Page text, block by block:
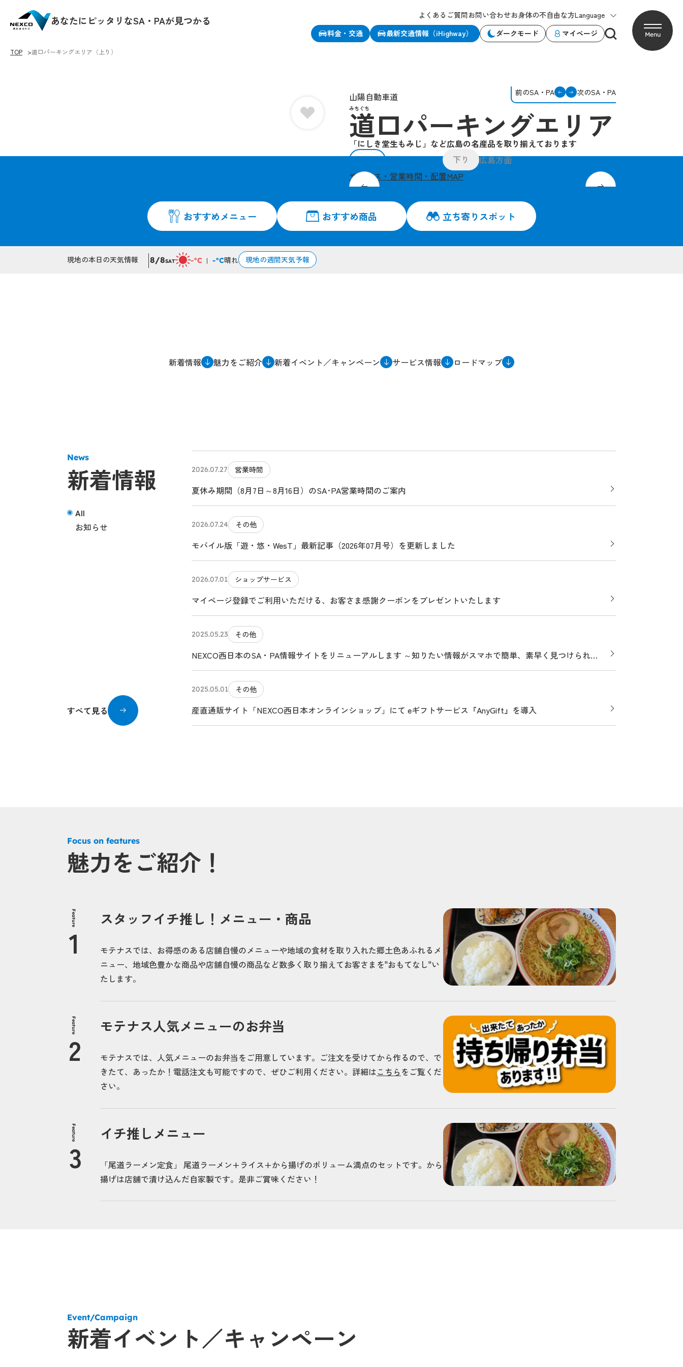
あなたにピッタリなSA・PAが見つかる よくあるご質問お問い合わせお身体の不自由な方Language
料金・交通
最新交通情報（iHighway） ダークモード マイページ Menu
TOP 道口パーキングエリア（上り）
山陽自動車道
道口パーキングエリア
みちぐち
「にしき堂生もみじ」など広島の名産品を取り揃えております
上り
大阪・高松方面 下り
広島方面
サービス・営業時間・配置MAP
王道の「尾道ラーメン」をご賞味ください 「もみじ饅頭」各種取り
前のSA・PA 次のSA・PA
おすすめメニュー おすすめ商品 立ち寄りスポット
現地の本日の天気情報 8/8SAT -°C -°C晴れ 現地の週間天気予報
新着情報 魅力をご紹介 新着イベント／キャンペーン サービス情報 ロードマップ
News
新着情報
All
お知らせ
2026.07.27 営業時間
夏休み期間（8月7日～8月16日）のSA･PA営業時間のご案内
2026.07.24 その他
モバイル版「遊・悠・WesT」最新記事（2026年07月号）を更新しました
2026.07.01 ショップサービス
マイページ登録でご利用いただける、お客さま感謝クーポンをプレゼントいたします
2025.05.23 その他
NEXCO西日本のSA・PA情報サイトをリニューアルします ～知りたい情報がスマホで簡単、素早く見つけられ
る、クルマ旅のお役立ちサイトになります～
2025.05.01 その他
産直通販サイト「NEXCO西日本オンラインショップ」にて eギフトサービス『AnyGift』を導入
すべて見る
Focus on features
魅力をご紹介！
Feature スタッフイチ推し！メニュー・商品
モテナスでは、お得感のある店舗自慢のメニューや地域の食材を取り入れた郷土色あふれるメ
ニュー、地域色豊かな商品や店舗自慢の商品など数多く取り揃えてお客さまを"おもてなし"い
たします。
Feature モテナス人気メニューのお弁当
モテナスでは、人気メニューのお弁当をご用意しています。ご注文を受けてから作るので、で
きたて、あったか！電話注文も可能ですので、ぜひご利用ください。詳細はこちら をご覧くだ
さい。
Feature イチ推しメニュー
「尾道ラーメン定食」 尾道ラーメン+ライス+から揚げのボリューム満点のセットです。から
揚げは店舗で漬け込んだ自家製です。是非ご賞味ください！
Event/Campaign
新着イベント／キャンペーン